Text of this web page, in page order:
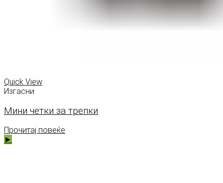
Quick View
Изгасни
Мини четки за трепки
Прочитај повеќе
►